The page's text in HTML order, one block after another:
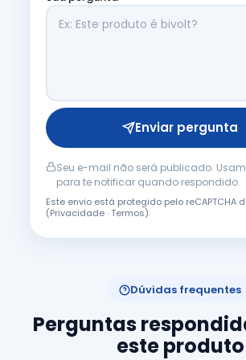
Enviar pergunta
Seu e-mail não será publicado.
para te notificar quando respondido.
Este envio está protegido pelo reCAPTCHA
(Privacidade·Termos).
Dúvidas frequentes
Perguntas
este produto